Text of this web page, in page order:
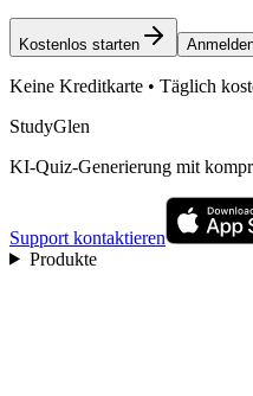
Kostenlos starten
Keine Kreditkarte • Täglich
StudyGlen
KI-Quiz-Generierung mit
Support kontaktieren
Produkte